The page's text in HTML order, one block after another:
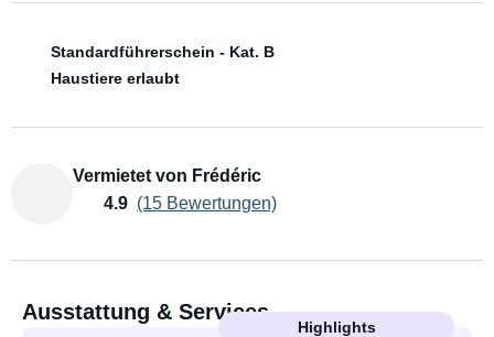
Standardführerschein - Kat. B
Haustiere erlaubt
Vermietet von Frédéric
4.9 (15 Bewertungen)
Ausstattung & Services
Highlights